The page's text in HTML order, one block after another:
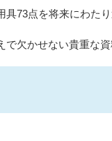
73点を将来にわた
欠かせない貴重な資